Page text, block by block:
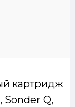
картридж
Sonder Q,